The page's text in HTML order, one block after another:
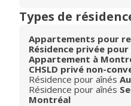
Types de
Appartements pour
Résidence privée
Appartement à
CHSLD privé non-
Résidence pour aînés
Résidence pour aînés
Montréal